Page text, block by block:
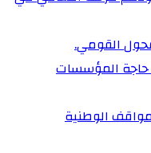
القومي.
حاجة المؤسسات
الوطنية